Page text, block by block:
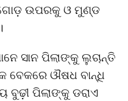
ଉପରକୁ ଓ ମୁଣ୍ଡ
ସାନ ପିଲାଙ୍କୁ ଲୁଚାନ୍ତି
ବେକରେ ଔଷଧ ବାନ୍ଧି
ପିଲାଙ୍କୁ ଡରାଏ